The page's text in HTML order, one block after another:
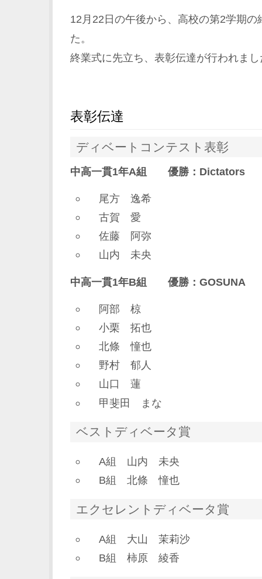
12月22日の午後から、高校の第2学期の
た。
終業式に先立ち、表彰伝達が行われま
表彰伝達
ディベートコンテスト表彰
中高一貫1年A組 優勝：Dictators
尾方 逸希
古賀 愛
佐藤 阿弥
山内 未央
中高一貫1年B組 優勝：GOSUNA
阿部 椋
小栗 拓也
北條 憧也
野村 郁人
山口 蓮
甲斐田 まな
ベストディベータ賞
A組 山内 未央
B組 北條 憧也
エクセレントディベータ賞
A組 大山 茉莉沙
B組 柿原 綾香